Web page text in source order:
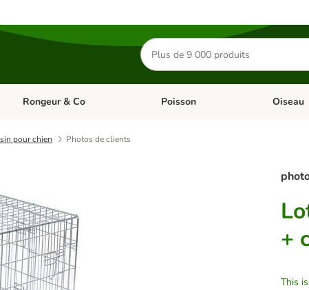
Rechercher
des
produits
Chien
Dérouler les catégories: Chat
Rongeur & Co Dérouler les catégories: Rongeur & Co
Poisson Dérouler
Oiseau
pour chien Photos de clients
+
This